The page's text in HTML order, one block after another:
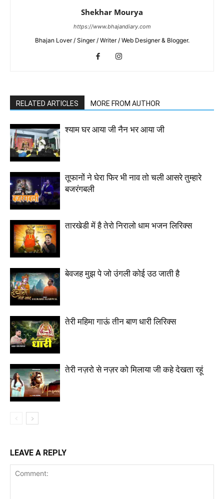
Shekhar Mourya
https://www.bhajandiary.com
Bhajan Lover / Singer / Writer / Web Designer & Blogger.
RELATED ARTICLES MORE FROM AUTHOR
श्याम घर आया जी नैन भर आया जी
तूफानों ने घेरा फिर भी नाव तो चली आसरे तुम्हारे
बजरंगबली
तारखेडी में है तेरो निरालो धाम भजन लिरिक्स
बेवजह मुझ पे जो उंगली कोई उठ जाती है
तेरी महिमा गाऊं तीन बाण धारी लिरिक्स
तेरी नज़रो से नज़र को मिलाया जी कहे देखता रहूं
LEAVE A REPLY